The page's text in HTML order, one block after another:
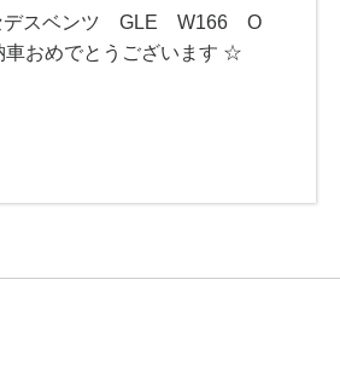
デスベンツ GLE W166 O
おめでとうございます ☆